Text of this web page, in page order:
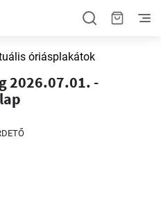
óriásplakátok
2026.07.01. -